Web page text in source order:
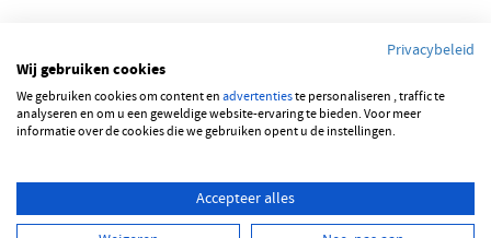
© 2026 JOBBSQUARE
NEDERLANDS ENGLISH
Privacybeleid
Wij gebruiken cookies
We gebruiken cookies om content en advertentieste personaliseren , traffic te
analyseren en om u een geweldige website-ervaring te bieden. Voor meer
informatie over de cookies die we gebruiken opent u de instellingen.
Accepteer alles